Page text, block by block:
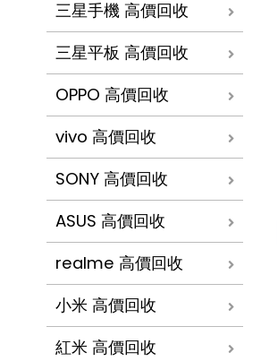
三星手機 高價回收
三星平板 高價回收
OPPO 高價回收
vivo 高價回收
SONY 高價回收
ASUS 高價回收
realme 高價回收
小米 高價回收
紅米 高價回收